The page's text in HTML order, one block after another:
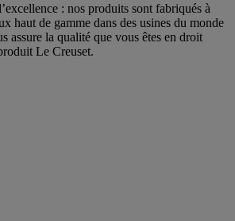
: nos produits sont fabriqués à
haut de gamme dans des usines du monde
assure la qualité que vous êtes en droit
Le Creuset.